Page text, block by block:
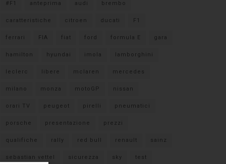
#F1 anteprima audi brembo
caratteristiche citroen ducati F1
ferrari FIA fiat ford formula E gara
hamilton hyundai imola lamborghini
leclerc libere mclaren mercedes
milano monza motoGP nissan
orari TV peugeot pirelli pneumatici
porsche presentazione prezzi
qualifiche rally red bull renault sainz
sebastian vettel sicurezza sky test